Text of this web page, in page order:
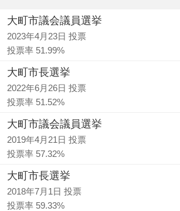
大町市議会議員選挙
2023年4月23日 投票
投票率 51.99%
大町市長選挙
2022年6月26日 投票
投票率 51.52%
大町市議会議員選挙
2019年4月21日 投票
投票率 57.32%
大町市長選挙
2018年7月1日 投票
投票率 59.33%